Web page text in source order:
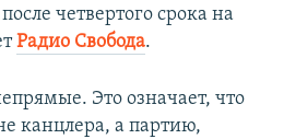
четвертого срока на
Радио Свобода.
Это означает, что
канцлера, а партию,